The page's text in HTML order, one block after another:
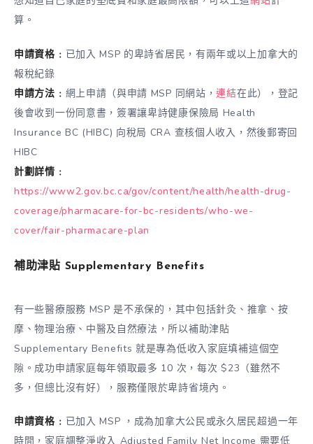
算。
申請資格﹕ 已加入 MSP 的卑詩省居民，有兩年或以上加拿大的
報稅紀錄
申請方法﹕ 網上申請（與申請 MSP 同網站，連結在此），登記
後會收到一份同意書，簽署讓卑詩健康保險局 Health
Insurance BC (HIBC) 向稅局 CRA 查核個人收入，然後郵寄回
HIBC
計劃詳情﹕
https://www2.gov.bc.ca/gov/content/health/health-drug-
coverage/pharmacare-for-bc-residents/who-we-
cover/fair-pharmacare-plan
補助津貼 Supplementary Benefits
有一些醫療服務 MSP 是不承保的，其中包括針灸、推拿、按
摩、物理治療、中醫及自然療法，所以補助津貼
Supplementary Benefits 就是專為低收入家庭填補這個空
隙。成功申請家庭每年領取最多 10 次，每次 $23（雖然不
多，但總比沒有好），服務僅限於卑詩省境內。
申請資格﹕ 已加入 MSP ，成為加拿大公民或永久居民超過一年
時間，家庭調整淨收入 Adjusted Family Net Income 需要低